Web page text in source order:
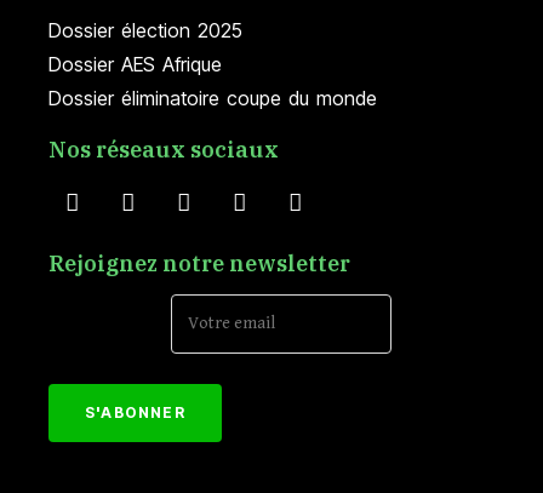
Dossier élection 2025
Dossier AES Afrique
Dossier éliminatoire coupe du monde
Nos réseaux sociaux
Rejoignez notre newsletter